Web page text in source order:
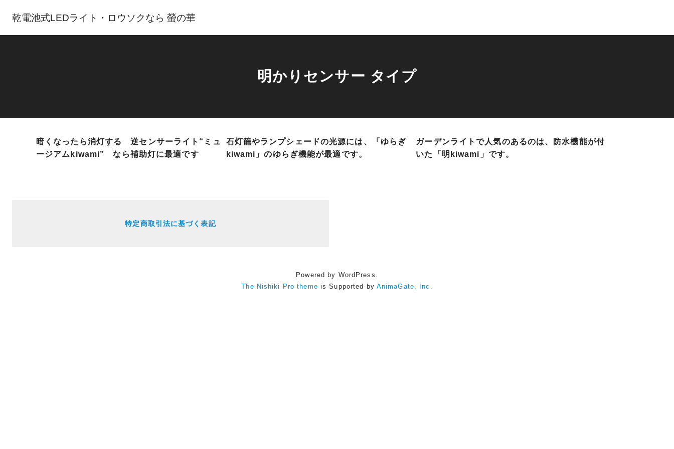
乾電池式LEDライト・ロウソクなら 螢の華
明かりセンサー タイプ
暗くなったら消灯する 逆センサーライト“ミュ
ージアムkiwami” なら補助灯に最適です
石灯籠やランプシェードの光源には、「ゆらぎ
kiwami」のゆらぎ機能が最適です。
ガーデンライトで人気のあるのは、防水機能が付
いた「明kiwami」です。
特定商取引法に基づく表記
Powered by WordPress.
The Nishiki Pro theme is Supported by AnimaGate, Inc.